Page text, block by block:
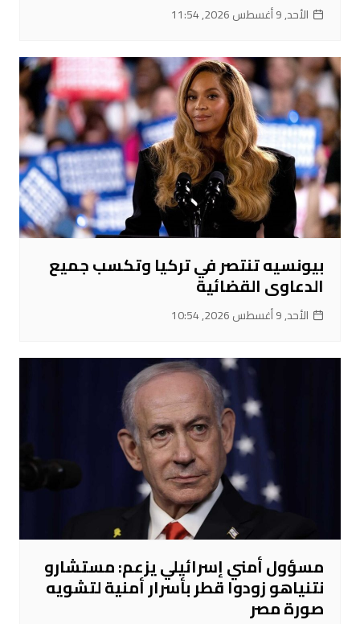
الأحد, 9 أغسطس 2026, 11:54
بيونسيه تنتصر في تركيا وتكسب جميع
الدعاوى القضائية
الأحد, 9 أغسطس 2026, 10:54
مسؤول أمني إسرائيلي يزعم: مستشارو
نتنياهو زودوا قطر بأسرار أمنية لتشويه
صورة مصر